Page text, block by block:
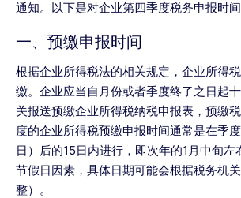
通知。以下是对企业第四季度税务申报时
一、预缴申报时间
根据企业所得税法的相关规定，企业所得
缴。企业应当自月份或者季度终了之日起
关报送预缴企业所得税纳税申报表，预缴
度的企业所得税预缴申报时间通常是在季
日）后的15日内进行，即次年的1月中旬左
节假日因素，具体日期可能会根据税务机
整）。